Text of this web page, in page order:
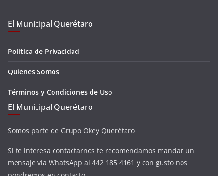
El Municipal Querétaro
Política de Privacidad
Quienes Somos
Términos y Condiciones de Uso
El Municipal Querétaro
Somos parte de Grupo Okey Querétaro
Si te interesa contactarnos te recomendamos mandar un
mensaje vía WhatsApp al 442 185 4161 y con gusto nos